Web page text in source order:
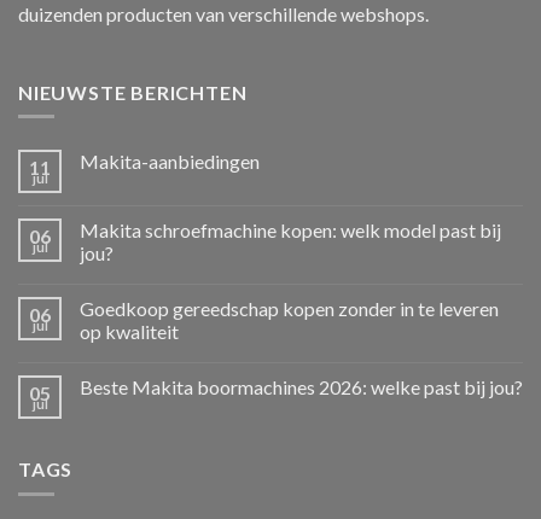
duizenden producten van verschillende webshops.
NIEUWSTE BERICHTEN
11
jul
Makita-aanbiedingen
06
jul
Makita schroefmachine kopen: welk model past bij
jou?
06
jul
Goedkoop gereedschap kopen zonder in te leveren
op kwaliteit
05
jul
Beste Makita boormachines 2026: welke past bij jou?
TAGS